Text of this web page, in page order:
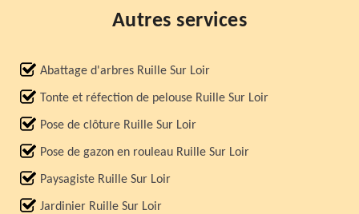
Autres services
Abattage d'arbres Ruille Sur Loir
Tonte et réfection de pelouse Ruille Sur Loir
Pose de clôture Ruille Sur Loir
Pose de gazon en rouleau Ruille Sur Loir
Paysagiste Ruille Sur Loir
Jardinier Ruille Sur Loir